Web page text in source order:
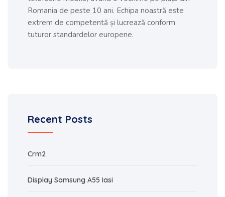
Romania de peste 10 ani. Echipa noastră este
extrem de competentă și lucrează conform
tuturor standardelor europene.
Recent Posts
Crm2
Display Samsung A55 Iasi